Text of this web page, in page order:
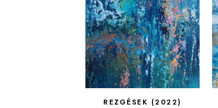
REZGÉSEK (2022)